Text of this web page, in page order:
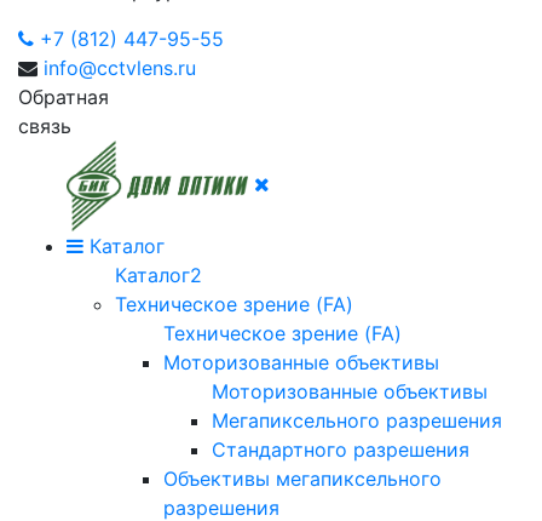
+7 (812) 447-95-55
info@cctvlens.ru
Обратная
связь
Каталог
Каталог2
Техническое зрение (FA)
Техническое зрение (FA)
Моторизованные объективы
Моторизованные объективы
Мегапиксельного разрешения
Стандартного разрешения
Объективы мегапиксельного
разрешения